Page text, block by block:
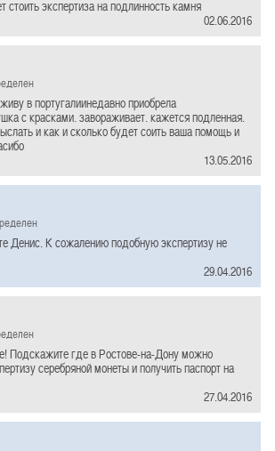
стоить экспертиза на подлинность камня
02.06.2016
в португалиинедавно приобрела
с красками. завораживает. кажется подленная.
и как и сколько будет соить ваша помощь и
13.05.2016
Денис. К сожалению подобную экспертизу не
29.04.2016
Подскажите где в Ростове-на-Дону можно
серебряной монеты и получить паспорт на
27.04.2016